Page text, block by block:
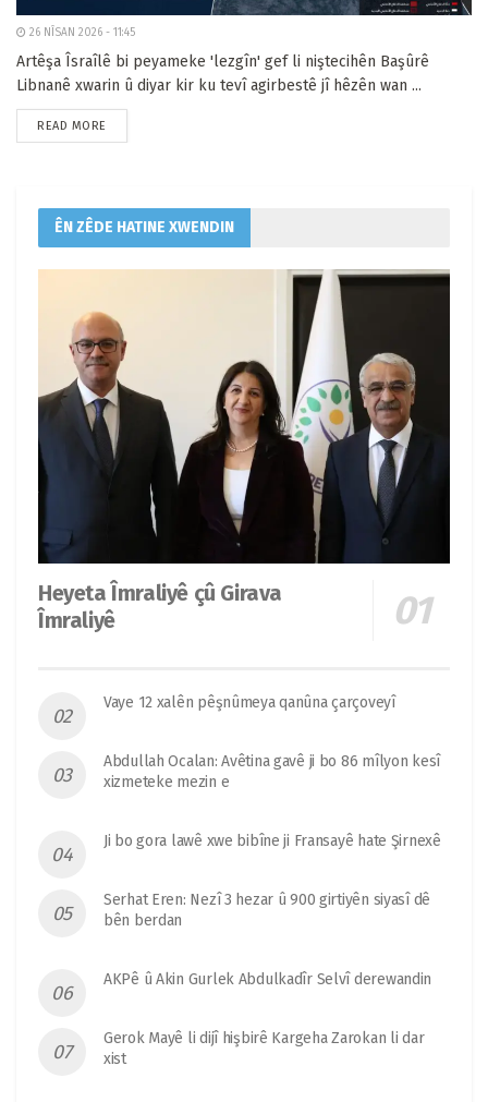
26 NÎSAN 2026 - 11:45
Artêşa Îsraîlê bi peyameke 'lezgîn' gef li niştecihên Başûrê
Libnanê xwarin û diyar kir ku tevî agirbestê jî hêzên wan ...
READ MORE
ÊN ZÊDE HATINE XWENDIN
Heyeta Îmraliyê çû Girava
Îmraliyê
Vaye 12 xalên pêşnûmeya qanûna çarçoveyî
Abdullah Ocalan: Avêtina gavê ji bo 86 mîlyon kesî
xizmeteke mezin e
Ji bo gora lawê xwe bibîne ji Fransayê hate Şirnexê
Serhat Eren: Nezî 3 hezar û 900 girtiyên siyasî dê
bên berdan
AKPê û Akin Gurlek Abdulkadîr Selvî derewandin
Gerok Mayê li dijî hişbirê Kargeha Zarokan li dar
xist